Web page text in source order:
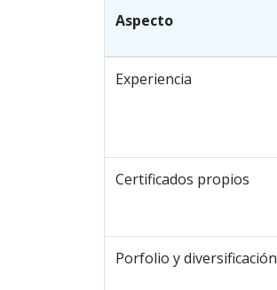
Aspecto
Experiencia
Certificados propios
Porfolio y diversificación